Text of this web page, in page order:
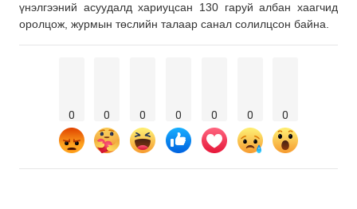
үнэлгээний асуудалд хариуцсан 130 гаруй албан хаагчид
оролцож, журмын төслийн талаар санал солилцсон байна.
0 0 0 0 0 0 0